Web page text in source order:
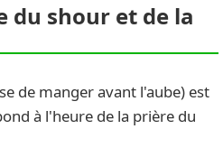
du shour et de la
de manger avant l'aube) est
à l'heure de la prière du